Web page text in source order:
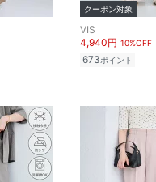
クーポン対象
VIS
4,940円 10%OFF
673ポイント